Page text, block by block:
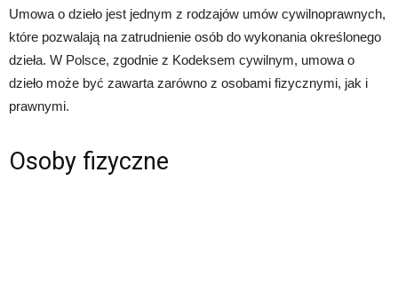
Umowa o dzieło jest jednym z rodzajów umów cywilnoprawnych,
które pozwalają na zatrudnienie osób do wykonania określonego
dzieła. W Polsce, zgodnie z Kodeksem cywilnym, umowa o
dzieło może być zawarta zarówno z osobami fizycznymi, jak i
prawnymi.
Osoby fizyczne